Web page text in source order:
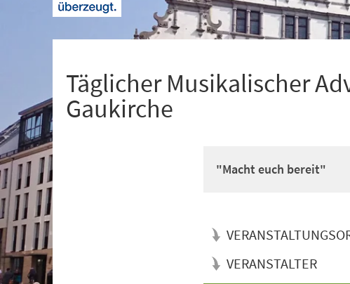
Täglicher Musikalischer
Gaukirche
"Macht euch bereit"
VERANSTALTER